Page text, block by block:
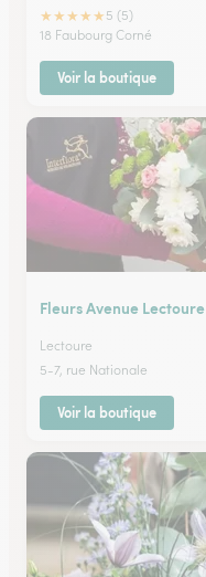
★★★★★ 5 (5)
18 Faubourg Corné
Voir la boutique
Fleurs Avenue Lectoure
Lectoure
5-7, rue Nationale
Voir la boutique